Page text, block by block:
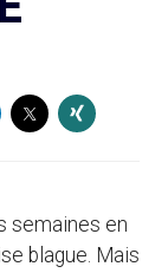
semaines en
blague. Mais